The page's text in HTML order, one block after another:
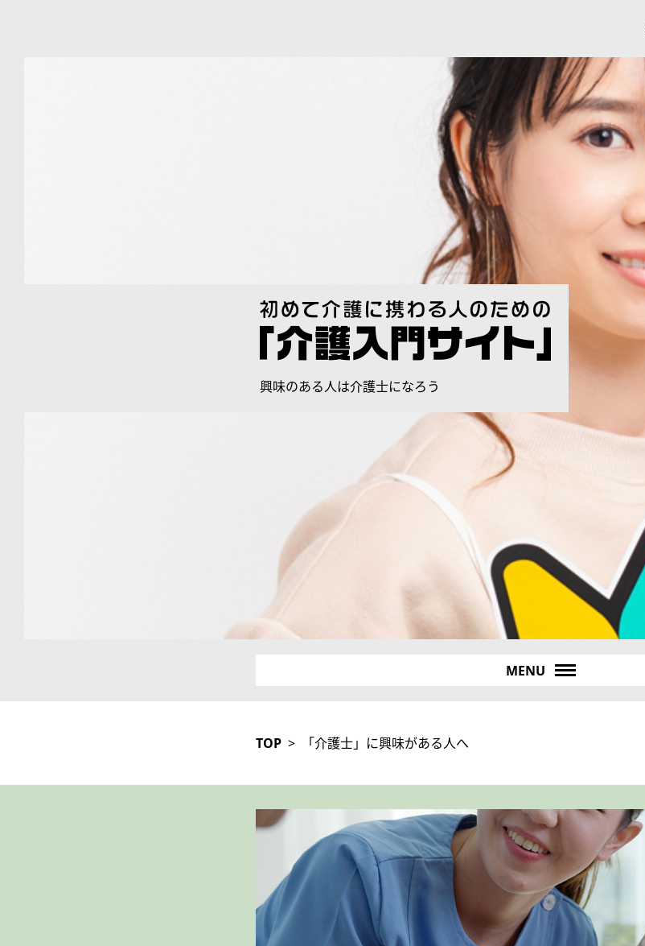
興味のある人は介護士になろう
MENU
TOP > 「介護士」に興味がある人へ